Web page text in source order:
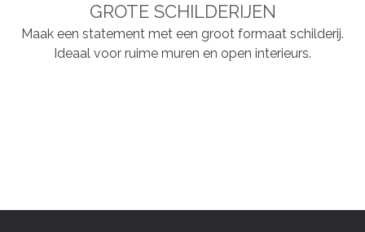
GROTE SCHILDERIJEN
Maak een statement met een groot formaat schilderij.
Ideaal voor ruime muren en open interieurs.